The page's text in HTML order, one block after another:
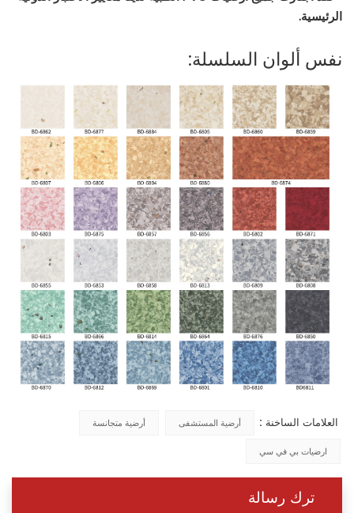
الرئيسية.
نفس ألوان السلسلة:
العلامات الساخنة : أرضية المستشفى أرضية متجانسة
ارضيات بي في سي
ترك رسالة